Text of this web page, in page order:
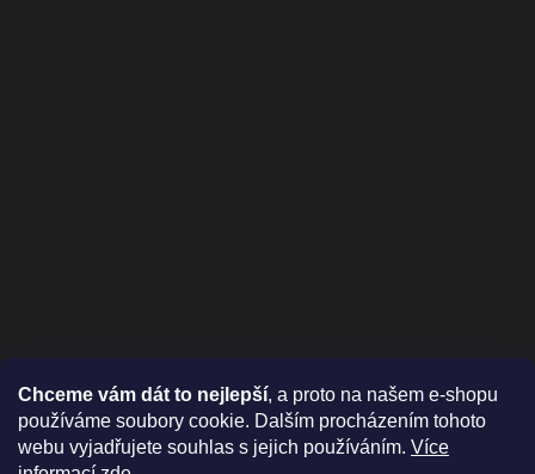
Chceme vám dát to nejlepší, a proto na našem e-shopu
používáme soubory cookie. Dalším procházením tohoto
webu vyjadřujete souhlas s jejich používáním. Více